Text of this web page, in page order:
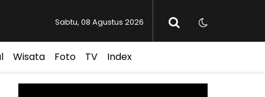
Sabtu, 08 Agustus 2026
Wisata Foto TV Index